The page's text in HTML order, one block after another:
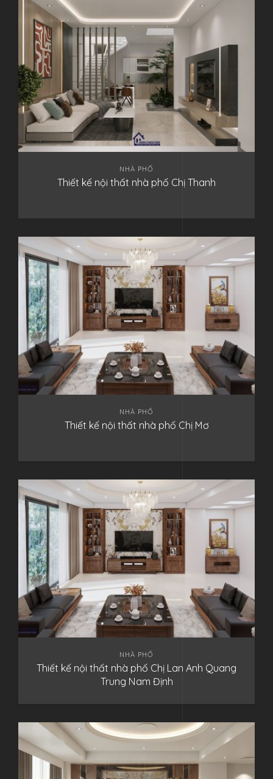
NHÀ PHỐ
Thiết kế nội thất nhà phố Chị Thanh
NHÀ PHỐ
Thiết kế nội thất nhà phố Chị Mơ
NHÀ PHỐ
Thiết kế nội thất nhà phố Chị Lan Anh Quang
Trung Nam Định